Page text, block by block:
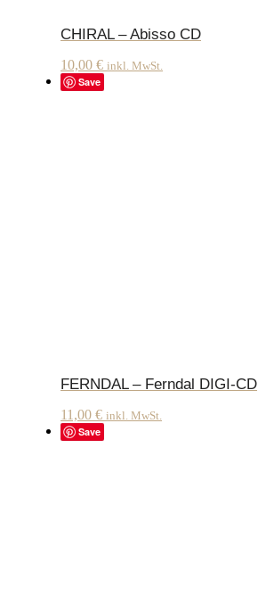
CHIRAL – Abisso CD
10,00 € inkl. MwSt.
Save
FERNDAL – Ferndal DIGI-CD
11,00 € inkl. MwSt.
Save